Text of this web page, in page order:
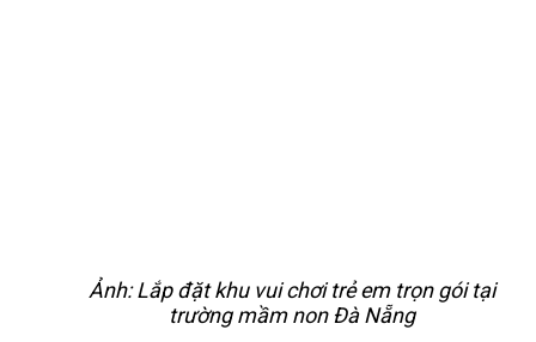
Ảnh: Lắp đặt khu vui chơi trẻ em trọn gói tại
trường mầm non Đà Nẵng